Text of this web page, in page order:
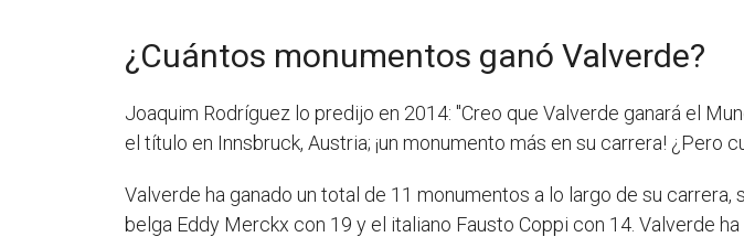
¿Cuántos monumentos ganó Valverde?
Joaquim Rodríguez lo predijo en 2014: "Creo que Valverde ganará el
el título en Innsbruck, Austria; ¡un monumento más en su carrera!
Valverde ha ganado un total de 11 monumentos a lo largo de su
belga Eddy Merckx con 19 y el italiano Fausto Coppi con 14. Valverde